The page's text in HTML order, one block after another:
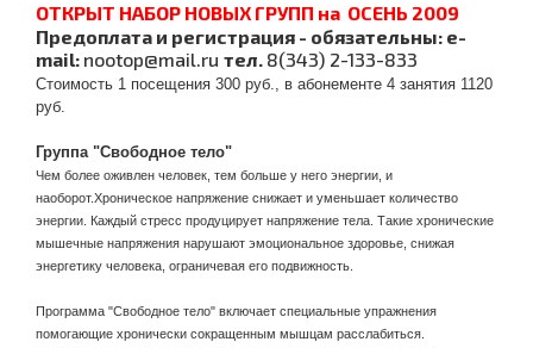
ОТКРЫТ НАБОР НОВЫХ ГРУПП на ОСЕНЬ 2009
Предоплата и регистрация - обязательны: e-
mail: nootop@mail.ru тел. 8(343) 2-133-833
Стоимость 1 посещения 300 руб., в абонементе 4 занятия 1120
руб.
Группа "Свободное тело"
Чем более оживлен человек, тем больше у него энергии, и
наоборот.Хроническое напряжение снижает и уменьшает количество
энергии. Каждый стресс продуцирует напряжение тела. Такие хронические
мышечные напряжения нарушают эмоциональное здоровье, снижая
энергетику человека, ограничевая его подвижность.
Программа "Свободное тело" включает специальные упражнения
помогающие хронически сокращенным мышцам расслабиться.